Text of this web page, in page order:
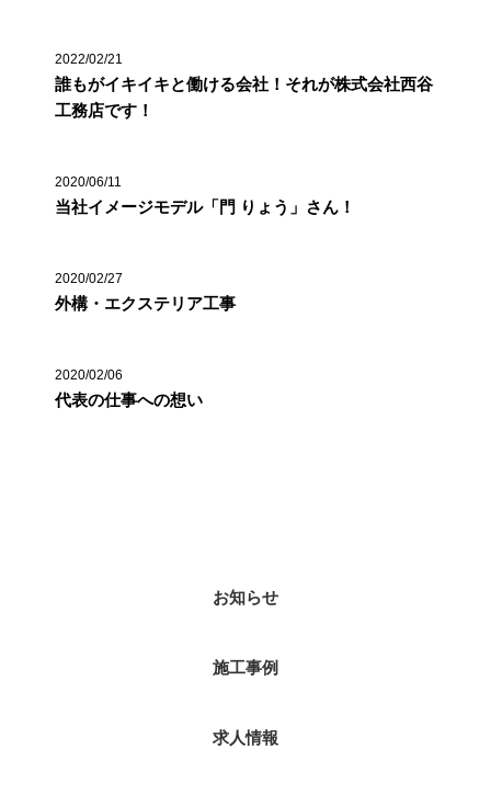
2022/02/21
誰もがイキイキと働ける会社！それが株式会社西谷
工務店です！
2020/06/11
当社イメージモデル「門 りょう」さん！
2020/02/27
外構・エクステリア工事
2020/02/06
代表の仕事への想い
お知らせ
施工事例
求人情報